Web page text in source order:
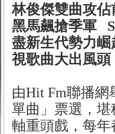
林俊傑雙曲攻
黑馬飆搶季軍
盡新生代勢力
視歌曲大出風頭
由Hit Fm聯播
單曲」票選，
軸重頭戲，每